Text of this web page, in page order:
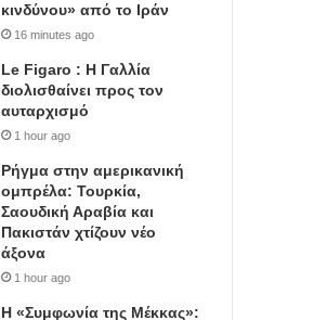
κινδύνου» από το Ιράν
16 minutes ago
Le Figaro : Η Γαλλία
διολισθαίνει προς τον
αυταρχισμό
1 hour ago
Ρήγμα στην αμερικανική
ομπρέλα: Τουρκία,
Σαουδική Αραβία και
Πακιστάν χτίζουν νέο
άξονα
1 hour ago
Η «Συμφωνία της Μέκκας»: